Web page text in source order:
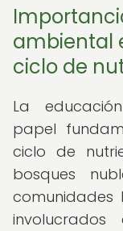
ambiental
ciclo de
La
papel
ciclo de
bosques
comunidades